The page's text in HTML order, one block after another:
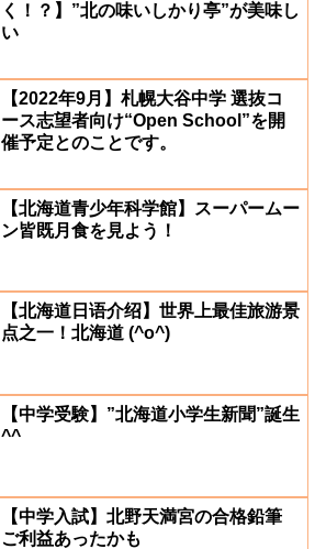
く！？】”北の味いしかり亭”が美味し
い
【2022年9月】札幌大谷中学 選抜コ
ース志望者向け“Open School”を開
催予定とのことです。
【北海道青少年科学館】スーパームー
ン皆既月食を見よう！
【北海道日语介绍】世界上最佳旅游景
点之一！北海道 (^o^)
【中学受験】”北海道小学生新聞”誕生
^^
【中学入試】北野天満宮の合格鉛筆
ご利益あったかも